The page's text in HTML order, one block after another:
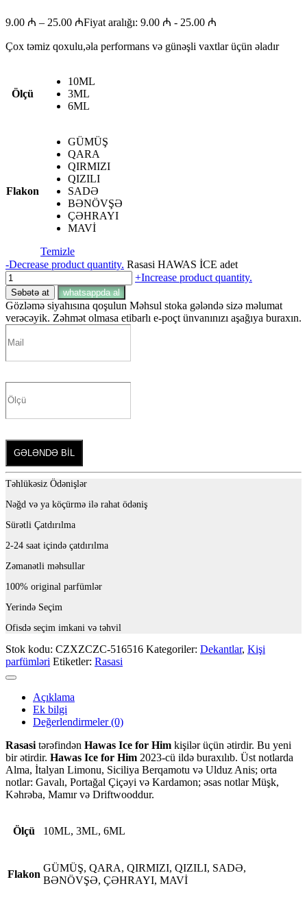
9.00 ₼ – 25.00 ₼Fiyat aralığı: 9.00 ₼ - 25.00 ₼
Çox təmiz qoxulu,əla performans və günəşli vaxtlar üçün əladır
Ölçü
10ML
3ML
6ML
Flakon
GÜMÜŞ
QARA
QIRMIZI
QIZILI
SADƏ
BƏNÖVŞƏ
ÇƏHRAYI
MAVİ
Temizle
-Decrease product quantity. Rasasi HAWAS İCE adet
+Increase product quantity.
Səbətə at whatsappda al
Gözləmə siyahısına qoşulun Məhsul stoka gələndə sizə məlumat
verəcəyik. Zəhmət olmasa etibarlı e-poçt ünvanınızı aşağıya buraxın.
GƏLƏNDƏ BİL
Təhlükəsiz Ödənişlər
Nəğd və ya köçürmə ilə rahat ödəniş
Sürətli Çatdırılma
2-24 saat içində çatdırılma
Zəmanətli məhsullar
100% original parfümlər
Yerində Seçim
Ofisdə seçim imkani və təhvil
Stok kodu: CZXZCZC-516516 Kategoriler: Dekantlar, Kişi
parfümləri Etiketler: Rasasi
Açıklama
Ek bilgi
Değerlendirmeler (0)
Rasasi tərəfindən Hawas Ice for Him kişilər üçün ətirdir. Bu yeni
bir ətirdir. Hawas Ice for Him 2023-cü ildə buraxılıb. Üst notlarda
Alma, İtalyan Limonu, Siciliya Berqamotu və Ulduz Anis; orta
notlar: Gavalı, Portağal Çiçəyi və Kardamon; əsas notlar Müşk,
Kəhrəba, Mamır və Driftwooddur.
Ölçü 10ML, 3ML, 6ML
Flakon
GÜMÜŞ, QARA, QIRMIZI, QIZILI, SADƏ,
BƏNÖVŞƏ, ÇƏHRAYI, MAVİ